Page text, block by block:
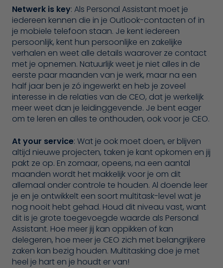
Netwerk is key: Als Personal Assistant moet je
iedereen kennen die in je Outlook-contacten of in
je mobiele telefoon staan. Je kent iedereen
persoonlijk, kent hun persoonlijke en zakelijke
verhalen en weet alle details waarover ze contact
met je opnemen. Natuurlijk weet je niet alles in de
eerste paar maanden van je werk, maar na een
half jaar ben je zó ingewerkt en heb je zoveel
interesse in de relaties van de CEO, dat je werkelijk
meer weet dan je leidinggevende. Je bent eager
om te leren en alles te onthouden, ook voor je CEO.
At your service: Wat je ook moet doen, er blijven
altijd nieuwe projecten, taken je kant opkomen en jij
pakt ze op. En zomaar, opeens, na een aantal
maanden wordt het makkelijk voor je om dit
allemaal onder controle te houden. Al doende leer
je en je ontwikkelt een soort multitask-level wat je
nog nooit hebt gehad. Houd dit niveau vast, want
dit is je grote toegevoegde waarde als Personal
Assistant. Hoe meer jij kan oppikken of kan
delegeren, hoe meer je CEO zich met belangrijkere
zaken kan bezig houden. Multitasking doe je met
heel je hart en je houdt er van!